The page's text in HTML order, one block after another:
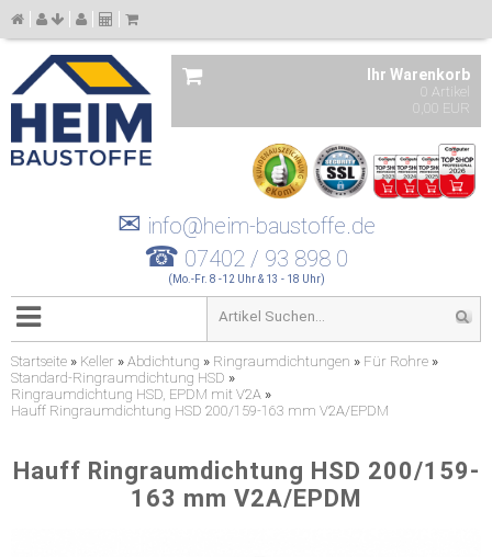
Ihr Warenkorb
0 Artikel
0,00 EUR
✉ info@heim-baustoffe.de
☎ 07402 / 93 898 0
(Mo.-Fr. 8 -12 Uhr & 13 - 18 Uhr)
Startseite » Keller » Abdichtung » Ringraumdichtungen » Für Rohre »
Standard-Ringraumdichtung HSD »
Ringraumdichtung HSD, EPDM mit V2A »
Hauff Ringraumdichtung HSD 200/159-163 mm V2A/EPDM
Hauff Ringraumdichtung HSD 200/159-
163 mm V2A/EPDM